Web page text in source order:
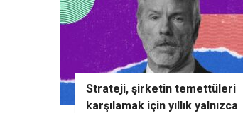
Strateji, şirketin temettüleri
karşılamak için yıllık yalnızca